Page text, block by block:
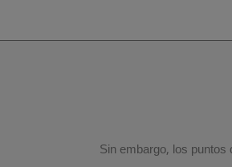
Sin embargo, los